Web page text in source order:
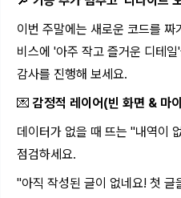
이번 주말에는 새로운 코드를
비스에 '아주 작고 즐거운 디테
감사를 진행해 보세요.
💌감정적 레이어(빈 화면 & 마
데이터가 없을 때 뜨는 "내역이
점검하세요.
"아직 작성된 글이 없네요! 첫